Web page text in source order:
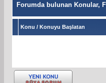
Forumda bulunan Konular,
Konu / Konuyu Başlatan